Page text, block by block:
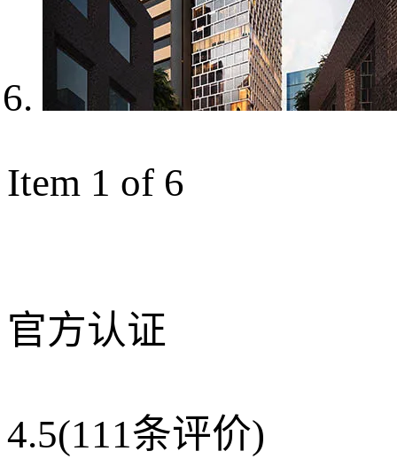
Item 1 of 6
官方认证
4.5(111条评价)